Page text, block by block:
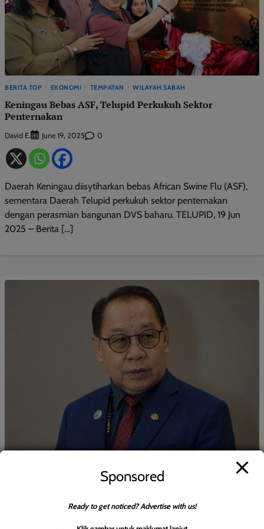
BERITA TOP EKONOMI TEMPATAN WILAYAH SABAH
Keningau Bebas ASF, Telupid Perkukuh Sektor
Penternakan
David E. June 19, 2025 0
Daerah Keningau diisytiharkan bebas African Swine Flu (ASF),
sementara Daerah Telupid perkukuh sektor penternakan
dengan perasmian bangunan DVS baharu. TELUPID, 19 Jun
2025 – Berita […]
NASIONAL WILAYAH SABAH
Kaji semula pelaksanaan BUDI MADANI Diesel di Sabah
Sponsored
Ready to get noticed? Advertise with us!